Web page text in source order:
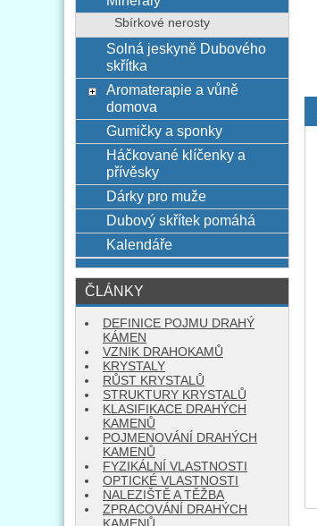
Sbírkové nerosty
Solná jeskyně Dubového
skřítka
Aromaterapie a vůně
domova
Gumičky a sponky
Háčkované klíčenky a
přívěsky
Dárky pro muže
Dubový skřítek pomáhá
Kalendáře
ČLÁNKY
DEFINICE POJMU DRAHÝ
KÁMEN
VZNIK DRAHOKAMŮ
KRYSTALY
RŮST KRYSTALŮ
STRUKTURY KRYSTALŮ
KLASIFIKACE DRAHÝCH
KAMENŮ
POJMENOVÁNÍ DRAHÝCH
KAMENŮ
FYZIKÁLNÍ VLASTNOSTI
OPTICKÉ VLASTNOSTI
NALEZIŠTĚ A TĚŽBA
ZPRACOVÁNÍ DRAHÝCH